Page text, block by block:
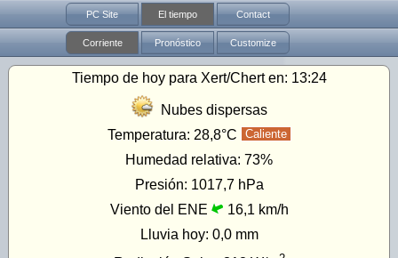
PC Site El tiempo Contact
Corriente Pronóstico Customize
Tiempo de hoy para Xert/Chert en: 13:24
Nubes dispersas
Temperatura: 28,8°C Caliente
Humedad relativa: 73%
Presión: 1017,7 hPa
Viento del ENE
16,1 km/h
Lluvia hoy: 0,0 mm